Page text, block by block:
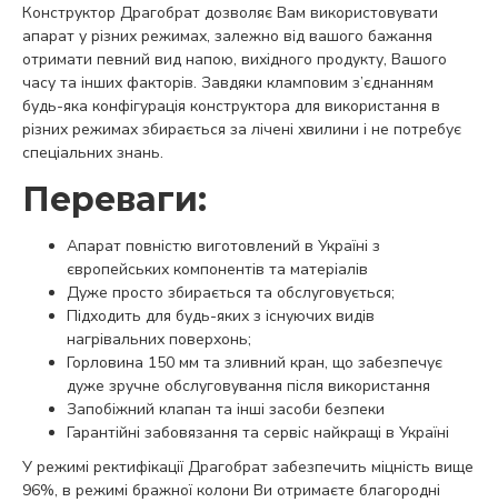
Конструктор Драгобрат дозволяє Вам використовувати
апарат у різних режимах, залежно від вашого бажання
отримати певний вид напою, вихідного продукту, Вашого
часу та інших факторів. Завдяки кламповим з’єднанням
будь-яка конфігурація конструктора для використання в
різних режимах збирається за лічені хвилини і не потребує
спеціальних знань.
Переваги:
Апарат повністю виготовлений в Україні з
європейських компонентів та матеріалів
Дуже просто збирається та обслуговується;
Підходить для будь-яких з існуючих видів
нагрівальних поверхонь;
Горловина 150 мм та зливний кран, що забезпечує
дуже зручне обслуговування після використання
Запобіжний клапан та інші засоби безпеки
Гарантійні забовязання та сервіс найкращі в Україні
У режимі ректифікації Драгобрат забезпечить міцність вище
96%, в режимі бражної колони Ви отримаєте благородні